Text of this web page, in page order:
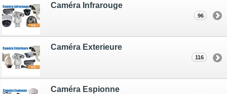
Caméra Infrarouge
96
Caméra Exterieure
116
Caméra Espionne